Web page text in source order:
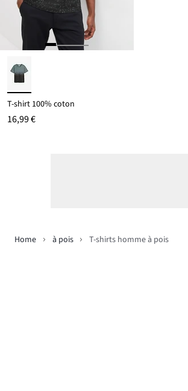
T-shirt 100% coton
16,99 €
Home à pois T-shirts homme à pois